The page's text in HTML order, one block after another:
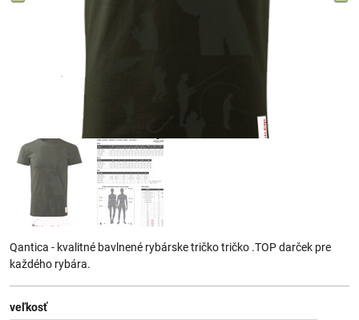
Qantica - kvalitné bavlnené rybárske tričko tričko .TOP darček pre
každého rybára.
veľkosť